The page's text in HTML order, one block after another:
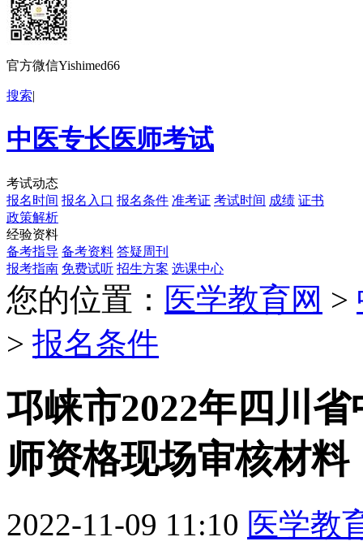
官方微信Yishimed66
搜索|
中医专长医师考试
考试动态
报名时间 报名入口 报名条件 准考证 考试时间 成绩 证书
政策解析
经验资料
备考指导 备考资料 答疑周刊
报考指南 免费试听 招生方案 选课中心
您的位置： 医学教育网 >
> 报名条件
邛崃市2022年四川
师资格现场审核材料
2022-11-09 11:10 医学教